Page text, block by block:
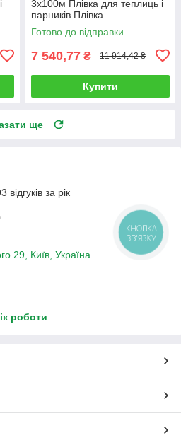
3х100м Плівка для теплиць і
парників Плівка
поліетиленова, прозора
Готово до відправки
7 540,77 ₴ 11 914,42 ₴
Купити
ще
за рік
29, Київ, Україна
роботи
КНОПКА
ЗВ'ЯЗКУ